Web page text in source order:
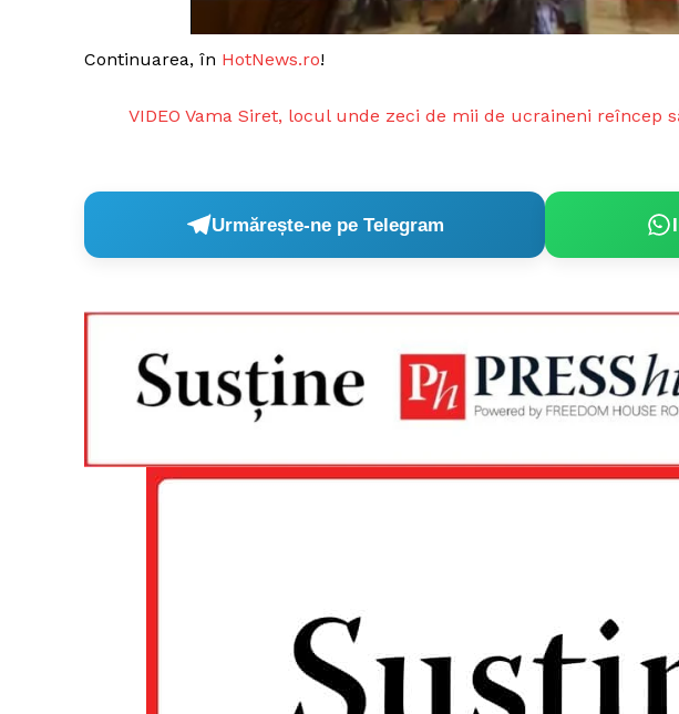
Continuarea, în HotNews.ro!
VIDEO Vama Siret, locul unde zeci de mii de ucraineni reîncep
Urmărește-ne pe Telegram